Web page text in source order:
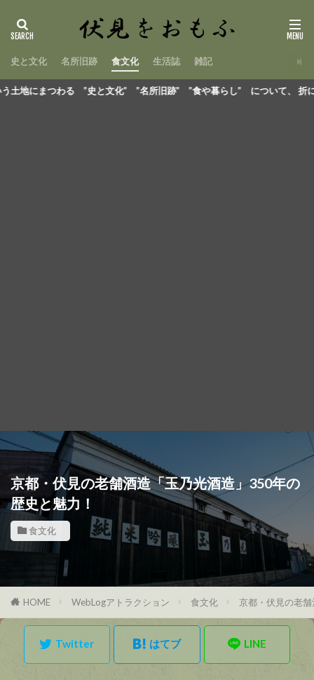
史と文化 名所旧跡 食文化 生活誌 雑記
”食や暮らし” について、 折にふれて書き留めた記録サイトです。
京都・伏見の老舗酒造「玉乃光酒造」350年の
歴史と魅力！
食文化
HOME WebLogアトラクション 食文化 京都・伏見の老